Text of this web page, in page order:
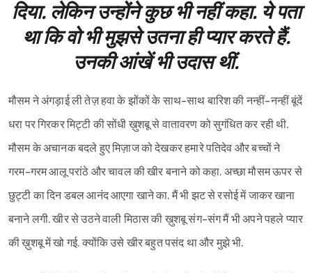
दिया. लेकिन उन्होंने कुछ भी नहीं कहा. ये पता
था कि वो भी मुझसे उतना ही प्यार करते हैं.
उनकी आंखें भी उदास थीं.
मौसम ने अंगड़ाई ली तेज़ हवा के झोंकों के साथ-साथ बारिश की नन्हीं-नन्हीं बूंदें
धरा पर गिरकर मिट्टी की सोंधी ख़ुशबू से वातावरण को सुगंधित कर रही थी.
मौसम के अचानक बदले हुए मिज़ाज को देखकर हमारे पतिदेव और बच्चों ने
गरम-गरम आलू परांठे और चावल की खीर बनाने को कहा. अच्छा मौसम ऊपर से
छुट्टी का दिन डबल आनंद आएगा खाने का. मैं भी झट से रसोई में जाकर खाना
बनाने लगी. खीर से उठने वाली मिठास की ख़ुशबू संग-संग मैं भी अपने पहले प्यार
की ख़ुशबू में खो गई. क्योंकि उसे खीर बहुत पसंद था और मुझे भी.